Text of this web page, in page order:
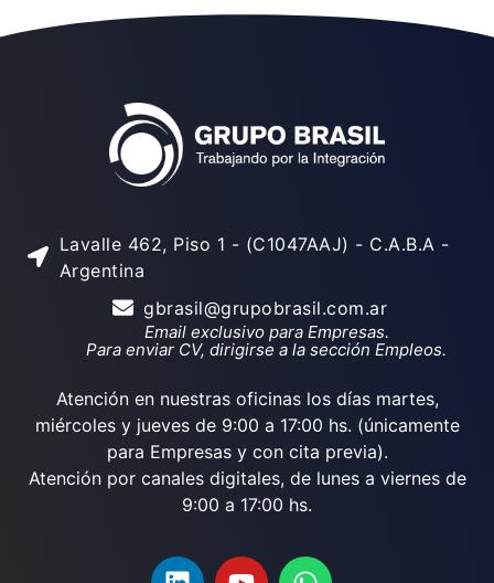
Lavalle 462, Piso 1 - (C1047AAJ) - C.A.B.A -
Argentina
gbrasil@grupobrasil.com.ar
Email exclusivo para Empresas.
Para enviar CV, dirigirse a la sección Empleos.
Atención en nuestras oficinas los días martes,
miércoles y jueves de 9:00 a 17:00 hs. (únicamente
para Empresas y con cita previa).
Atención por canales digitales, de lunes a viernes de
9:00 a 17:00 hs.